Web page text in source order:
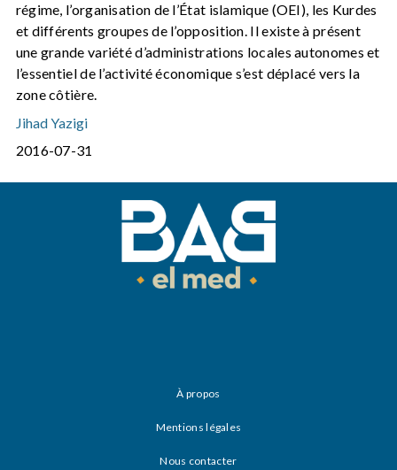
régime, l’organisation de l’État islamique (OEI), les Kurdes
et différents groupes de l’opposition. Il existe à présent
une grande variété d’administrations locales autonomes et
l’essentiel de l’activité économique s’est déplacé vers la
zone côtière.
Jihad Yazigi
2016-07-31
À propos
Mentions légales
Nous contacter